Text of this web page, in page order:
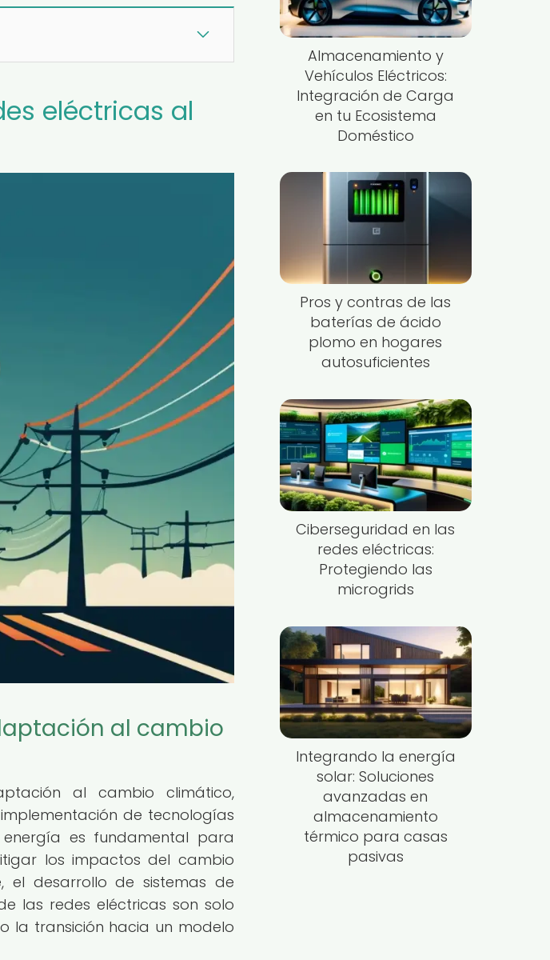
eléctricas al
al cambio
al cambio climático,
de tecnologías
es fundamental para
los impactos del cambio
el desarrollo de sistemas de
las redes eléctricas son solo
la transición hacia un modelo
Almacenamiento y
Vehículos Eléctricos:
Integración de Carga
en tu Ecosistema
Doméstico
Pros y contras de las
baterías de ácido
plomo en hogares
autosuficientes
Ciberseguridad en las
redes eléctricas:
Protegiendo las
microgrids
Integrando la energía
solar: Soluciones
avanzadas en
almacenamiento
térmico para casas
pasivas